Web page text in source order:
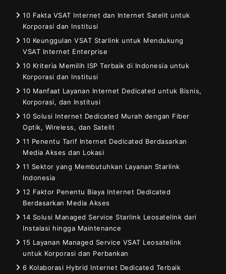
10 Fakta VSAT Internet dan Internet Satelit untuk
Korporasi dan Institusi
10 Keunggulan VSAT Starlink untuk Mendukung
VSAT Internet Enterprise
10 Kriteria Memilih ISP Terbaik di Indonesia untuk
Korporasi dan Institusi
10 Manfaat Layanan Internet Dedicated untuk Bisnis,
Korporasi, dan Institusi
10 Solusi Internet Dedicated Murah dengan Fiber
Optik, Wireless, dan Satelit
11 Penentu Tarif Internet Dedicated Berdasarkan
Media Akses dan Lokasi
11 Sektor yang Membutuhkan Layanan Starlink
Indonesia
12 Faktor Penentu Biaya Internet Dedicated
Berdasarkan Media Akses
14 Solusi Managed Service Starlink Leosatelink dari
Instalasi hingga Maintenance
15 Layanan Managed Service VSAT Leosatelink
untuk Korporasi dan Perbankan
6 Kolaborasi Hybrid Internet Dedicated Terbaik